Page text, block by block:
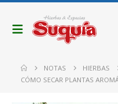
NOTAS
HIERBAS
CÓMO SECAR PLANTAS